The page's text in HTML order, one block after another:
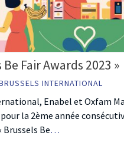
Be Fair Awards 2023 »
INTERNATIONAL
Enabel et Oxfam
la 2ème année
Brussels Be…